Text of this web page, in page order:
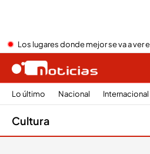
Los lugares donde mejor se va a ver
Lo último Nacional Internacional
Cultura